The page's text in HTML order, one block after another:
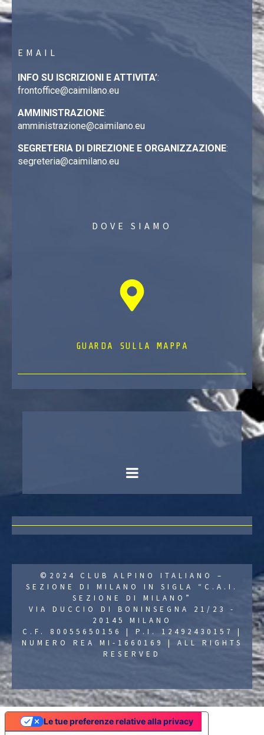
EMAIL
INFO SU ISCRIZIONI E ATTIVITA’:
frontoffice@caimilano.eu
AMMINISTRAZIONE:
amministrazione@caimilano.eu
SEGRETERIA DI DIREZIONE E ORGANIZZAZIONE:
segreteria@caimilano.eu
DOVE SIAMO
GUARDA SULLA MAPPA
©2024 CLUB ALPINO ITALIANO –
SEZIONE DI MILANO IN SIGLA “C.A.I.
SEZIONE DI MILANO”
VIA DUCCIO DI BONINSEGNA 21/23 -
20145 MILANO
C.F. 80055650156 | P.I. 12492430157 |
NUMERO REA MI-1660169 | ALL RIGHTS
RESERVED
Le tue preferenze relative alla privacy